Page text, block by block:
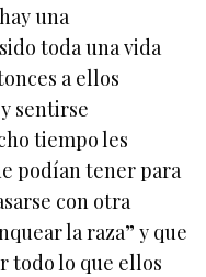
una
toda una vida
a ellos
sentirse
tiempo les
podían tener para
con otra
la raza” y que
todo lo que ellos